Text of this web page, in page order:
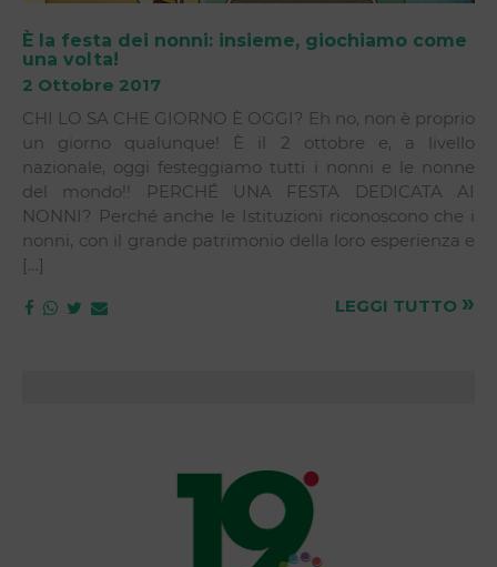
È la festa dei nonni: insieme, giochiamo come
una volta!
2 Ottobre 2017
CHI LO SA CHE GIORNO È OGGI? Eh no, non è proprio
un giorno qualunque! È il 2 ottobre e, a livello
nazionale, oggi festeggiamo tutti i nonni e le nonne
del mondo!! PERCHÉ UNA FESTA DEDICATA AI
NONNI? Perché anche le Istituzioni riconoscono che i
nonni, con il grande patrimonio della loro esperienza e
[…]
LEGGI TUTTO »